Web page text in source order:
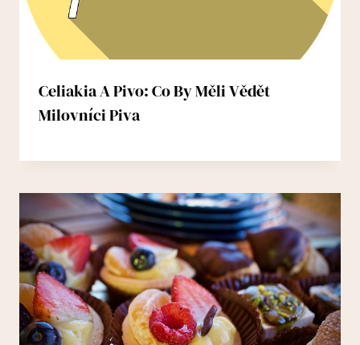
Celiakia A Pivo: Co By Měli Vědět
Milovníci Piva